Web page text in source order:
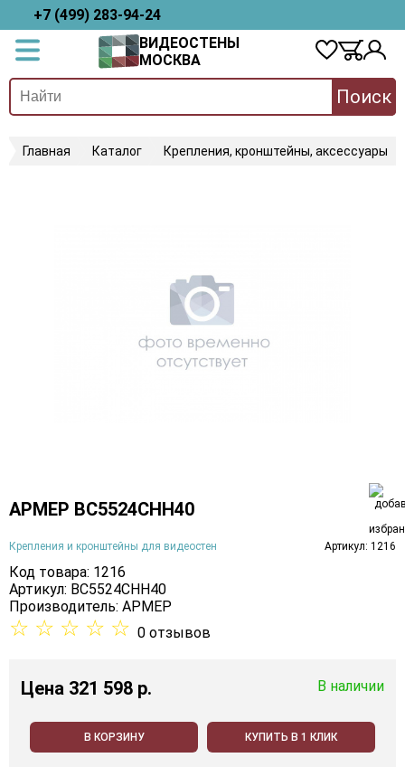
+7 (499) 283-94-24
ВИДЕОСТЕНЫ
МОСКВА
Поиск
Главная Каталог Крепления, кронштейны, аксессуары
АРМЕР ВС5524СНН40
Крепления и кронштейны для видеостен Артикул: 1216
Код товара: 1216
Артикул: ВС5524СНН40
Производитель: АРМЕР
☆ ☆ ☆ ☆ ☆ 0 отзывов
Цена 321 598 p. В наличии
В КОРЗИНУ КУПИТЬ В 1 КЛИК